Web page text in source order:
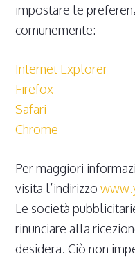
impostare le
comunemente:
Internet Explorer
Firefox
Safari
Chrome
Per maggiori
visita l’indirizzo
Le società
rinunciare alla
desidera. Ciò non